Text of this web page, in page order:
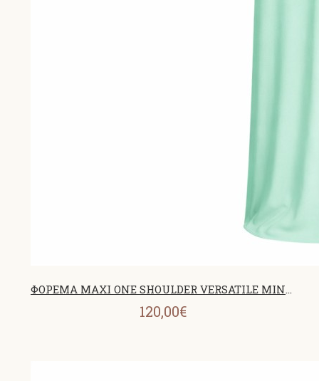
ΦΟΡΕΜΑ MAXI ONE SHOULDER VERSATILE MINT 26440
120,00€